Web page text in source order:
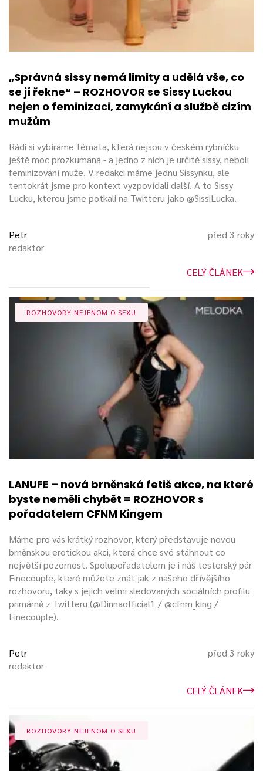
„Správná sissy nemá limity a udělá vše, co
se jí řekne“ – ROZHOVOR se Sissy Luckou
nejen o feminizaci, zamykání a službě cizím
mužům
Rádi si vybíráme témata, která nejsou v českém rybníčku
ještě moc prozkumaná - a jedno z nich je určitě sissy, neboli
feminizování muže. V redakci máme jednu Sissynku, ale
tentokrát jsme pro kontext vyzpovídali další. A to Sissy
Lucku, kterou jsme potkali na Twitteru jako @SissiLucka.
Petr
redaktor
před 3 roky
CELÝ ČLÁNEK
ROZHOVORY NEJENOM O SEXU
LANUFE – nová brněnská fetiš akce, na které
byste neměli chybět = ROZHOVOR s
pořadatelem CFNM Kingem
Máme pro vás krátký rozhovor, který představuje novou
brněnskou erotickou akci, která chce své stáhnout co
největší pozornost. Spolupořadatelem je i náš testerský pár
Finecouple, které můžete znát jak z našeho dřívějšího
rozhovoru, taky s jejich velmi sledovaných sociálních profilu
primárně z Twitteru (@Dinnaofficial1 / @cfnm_king /
Finecouple).
Petr
redaktor
před 3 roky
CELÝ ČLÁNEK
ROZHOVORY NEJENOM O SEXU